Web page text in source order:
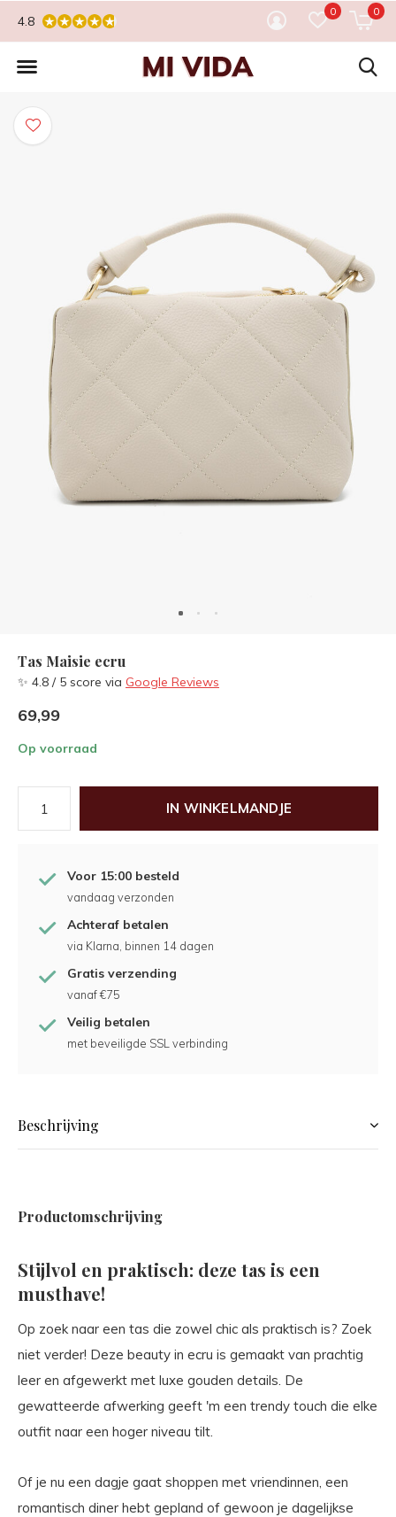
0 0
4.8
Tas Maisie ecru
✨ 4.8 / 5 score via Google Reviews
69,99
Op voorraad
IN WINKELMANDJE
Voor 15:00 besteld
vandaag verzonden
Achteraf betalen
via Klarna, binnen 14 dagen
Gratis verzending
vanaf €75
Veilig betalen
met beveiligde SSL verbinding
Beschrijving
Productomschrijving
Stijlvol en praktisch: deze tas is een
musthave!
Op zoek naar een tas die zowel chic als praktisch is? Zoek
niet verder! Deze beauty in ecru is gemaakt van prachtig
leer en afgewerkt met luxe gouden details. De
gewatteerde afwerking geeft 'm een trendy touch die elke
outfit naar een hoger niveau tilt.
Of je nu een dagje gaat shoppen met vriendinnen, een
romantisch diner hebt gepland of gewoon je dagelijkse